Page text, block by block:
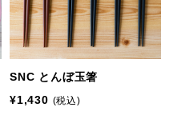
SNC とんぼ玉箸
¥1,430 (税込)